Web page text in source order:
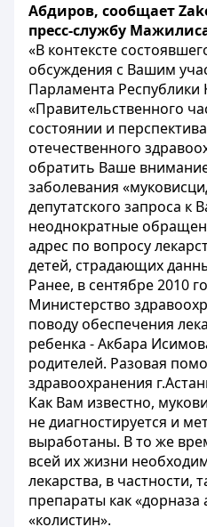
Абдиров, сообщает
пресс-службу
«В контексте
обсуждения с Вашим
Парламента Республики
«Правительственного
состоянии и
отечественного
обратить Ваше
заболевания
депутатского запроса к
неоднократные
адрес по вопросу
детей, страдающих
Ранее, в сентябре 2010
Министерство
поводу обеспечения
ребенка - Акбара
родителей. Разовая
здравоохранения
Как Вам известно,
не диагностируется и
выработаны. В то же
всей их жизни
лекарства, в частности,
препараты как
«колистин».